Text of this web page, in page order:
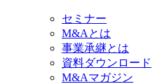
セミナー
M&Aとは
事業承継とは
資料ダウンロード
M&Aマガジン